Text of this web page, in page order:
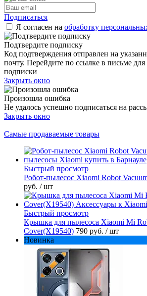
Подписаться
Я согласен на обработку
Подтвердите подписку
Код подтверждения отправлен на
почту. Перейдите по ссылке в письме
подписки
Закрыть окно
Произошла ошибка
Не удалось успешно подписаться на
Закрыть окно
Самые продаваемые товары
Быстрый просмотр
Робот-пылесос Xiaomi Robot
руб. / шт
Быстрый просмотр
Крышка для пылесоса Xiaomi Mi
Cover(X19540) 790 руб. / шт
Новинка